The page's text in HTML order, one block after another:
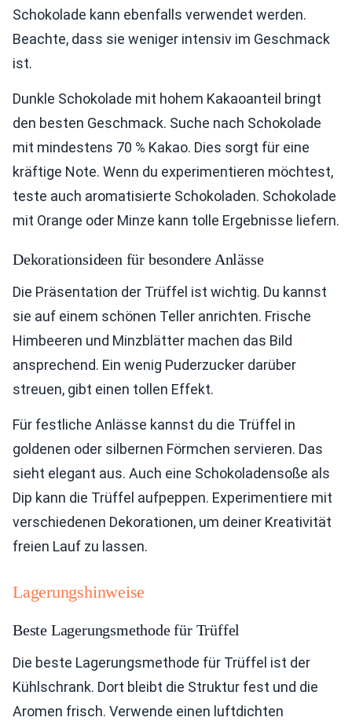
Schokolade kann ebenfalls verwendet werden.
Beachte, dass sie weniger intensiv im Geschmack
ist.
Dunkle Schokolade mit hohem Kakaoanteil bringt
den besten Geschmack. Suche nach Schokolade
mit mindestens 70 % Kakao. Dies sorgt für eine
kräftige Note. Wenn du experimentieren möchtest,
teste auch aromatisierte Schokoladen. Schokolade
mit Orange oder Minze kann tolle Ergebnisse liefern.
Dekorationsideen für besondere Anlässe
Die Präsentation der Trüffel ist wichtig. Du kannst
sie auf einem schönen Teller anrichten. Frische
Himbeeren und Minzblätter machen das Bild
ansprechend. Ein wenig Puderzucker darüber
streuen, gibt einen tollen Effekt.
Für festliche Anlässe kannst du die Trüffel in
goldenen oder silbernen Förmchen servieren. Das
sieht elegant aus. Auch eine Schokoladensoße als
Dip kann die Trüffel aufpeppen. Experimentiere mit
verschiedenen Dekorationen, um deiner Kreativität
freien Lauf zu lassen.
Lagerungshinweise
Beste Lagerungsmethode für Trüffel
Die beste Lagerungsmethode für Trüffel ist der
Kühlschrank. Dort bleibt die Struktur fest und die
Aromen frisch. Verwende einen luftdichten